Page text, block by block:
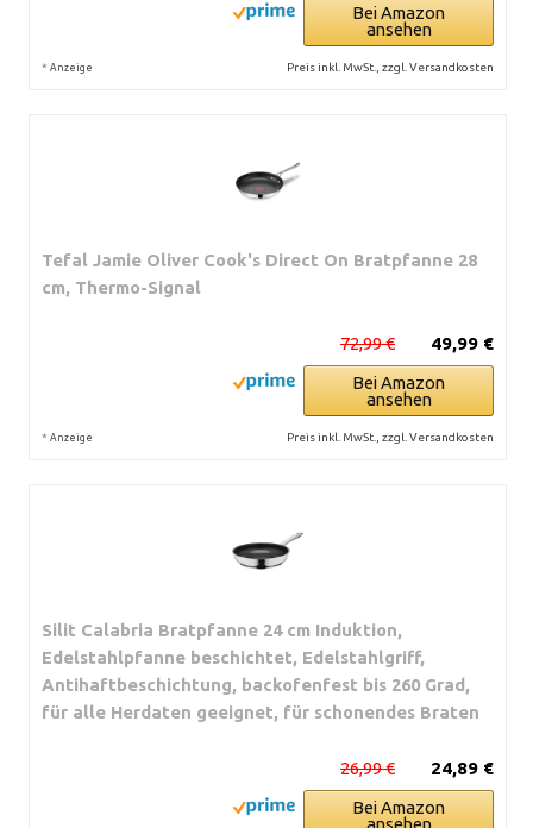
Bei Amazon
ansehen
* Anzeige Preis inkl. MwSt., zzgl. Versandkosten
Tefal Jamie Oliver Cook's Direct On Bratpfanne 28
cm, Thermo-Signal
49,99 €
72,99 €
Bei Amazon
ansehen
* Anzeige Preis inkl. MwSt., zzgl. Versandkosten
Silit Calabria Bratpfanne 24 cm Induktion,
Edelstahlpfanne beschichtet, Edelstahlgriff,
Antihaftbeschichtung, backofenfest bis 260 Grad,
für alle Herdaten geeignet, für schonendes Braten
24,89 €
26,99 €
Bei Amazon
ansehen